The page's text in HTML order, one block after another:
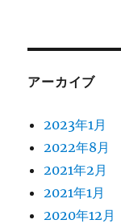
アーカイブ
2023年1月
2022年8月
2021年2月
2021年1月
2020年12月